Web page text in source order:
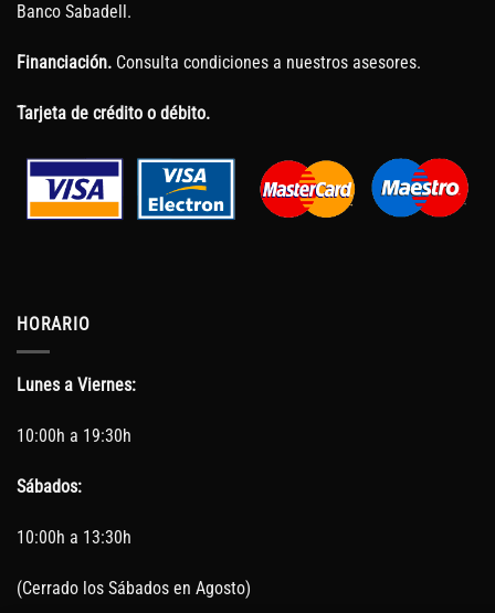
Banco Sabadell.
Financiación. Consulta condiciones a nuestros asesores.
Tarjeta de crédito o débito.
HORARIO
Lunes a Viernes:
10:00h a 19:30h
Sábados:
10:00h a 13:30h
(Cerrado los Sábados en Agosto)